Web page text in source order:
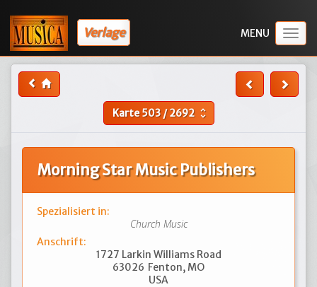
Verlage
Karte503/2692 unfold_more
Morning Star Music Publishers
Spezialisiert in:
Church Music
Anschrift:
1727 Larkin Williams Road
63026 Fenton, MO
USA